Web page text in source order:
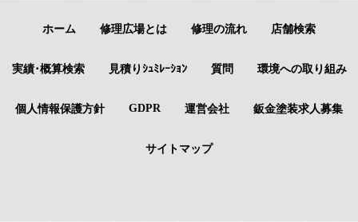
ホーム 修理広場とは 修理の流れ 店舗検索
実績･概算検索 見積りｼｭﾐﾚｰｼｮﾝ 質問 環境への取り組み
個人情報保護方針 GDPR 運営会社 鈑金塗装求人募集
サイトマップ